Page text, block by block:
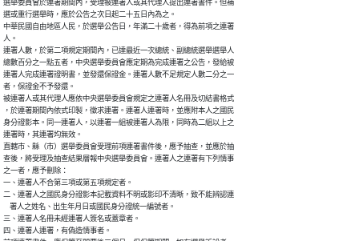
選舉委員會於連署期間內，受理被連署人或其代理人提出連署書件。但補
選或重行選舉時，應於公告之次日起二十五日內為之。
中華民國自由地區人民，於選舉公告日，年滿二十歲者，得為前項之連署
人。
連署人數，於第二項規定期間內，已達最近一次總統、副總統選舉選舉人
總數百分之一點五者，中央選舉委員會應定期為完成連署之公告，發給被
連署人完成連署證明書，並發還保證金。連署人數不足規定人數二分之一
者，保證金不予發還。
被連署人或其代理人應依中央選舉委員會規定之連署人名冊及切結書格式
，於連署期間內依式印製，徵求連署。連署人連署時，並應附本人之國民
身分證影本。同一連署人，以連署一組被連署人為限，同時為二組以上之
連署時，其連署均無效。
直轄市、縣（市）選舉委員會受理前項連署書件後，應予抽查，並應於抽
查後，將受理及抽查結果層報中央選舉委員會。連署人之連署有下列情事
之一者，應予刪除：
一、連署人不合第三項或第五項規定者。
二、連署人之國民身分證影本記載資料不明或影印不清晰，致不能辨認連
    署人之姓名、出生年月日或國民身分證統一編號者。
三、連署人名冊未經連署人簽名或蓋章者。
四、連署人連署，有偽造情事者。